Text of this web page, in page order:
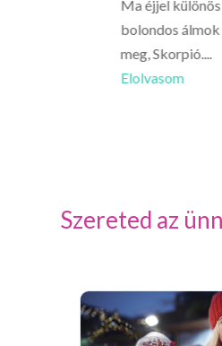
Ma éjjel
bolondos
meg, Skorpió....
Elolvasom
Szereted az